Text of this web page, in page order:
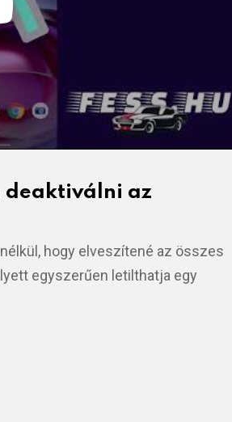
deaktiválni az
hogy elveszítené az összes
egyszerűen letilthatja egy